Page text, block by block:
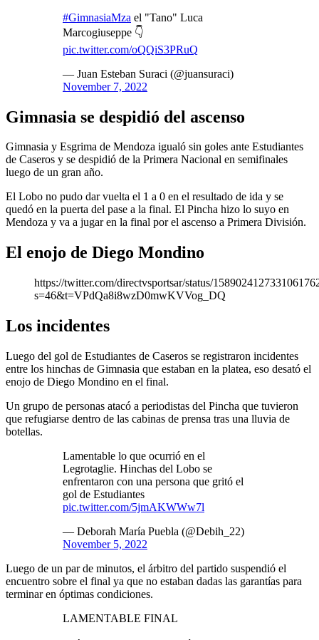
#GimnasiaMza el "Tano" Luca
Marcogiuseppe 👇
pic.twitter.com/oQQiS3PRuQ
— Juan Esteban Suraci (@juansuraci)
November 7, 2022
Gimnasia se despidió del ascenso
Gimnasia y Esgrima de Mendoza igualó sin goles ante Estudiantes
de Caseros y se despidió de la Primera Nacional en semifinales
luego de un gran año.
El Lobo no pudo dar vuelta el 1 a 0 en el resultado de ida y se
quedó en la puerta del pase a la final. El Pincha hizo lo suyo en
Mendoza y va a jugar en la final por el ascenso a Primera División.
El enojo de Diego Mondino
https://twitter.com/directvsportsar/status/
s=46&t=VPdQa8i8wzD0mwKVVog_DQ
Los incidentes
Luego del gol de Estudiantes de Caseros se registraron incidentes
entre los hinchas de Gimnasia que estaban en la platea, eso desató el
enojo de Diego Mondino en el final.
Un grupo de personas atacó a periodistas del Pincha que tuvieron
que refugiarse dentro de las cabinas de prensa tras una lluvia de
botellas.
Lamentable lo que ocurrió en el
Legrotaglie. Hinchas del Lobo se
enfrentaron con una persona que gritó el
gol de Estudiantes
pic.twitter.com/5jmAKWWw7l
— Deborah María Puebla (@Debih_22)
November 5, 2022
Luego de un par de minutos, el árbitro del partido suspendió el
encuentro sobre el final ya que no estaban dadas las garantías para
terminar en óptimas condiciones.
LAMENTABLE FINAL